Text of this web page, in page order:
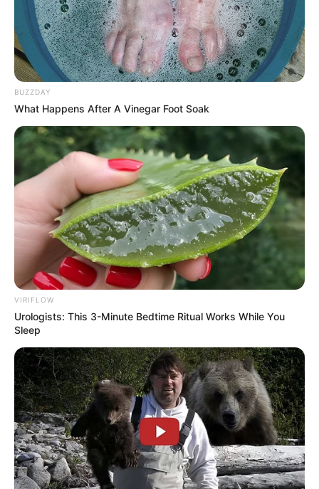
BUZZDAY
What Happens After A Vinegar Foot Soak
VIRIFLOW
Urologists: This 3-Minute Bedtime Ritual Works While You
Sleep